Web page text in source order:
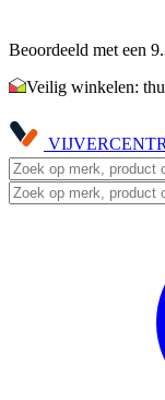
Beoordeeld met een
Veilig winkelen:
VIJVER